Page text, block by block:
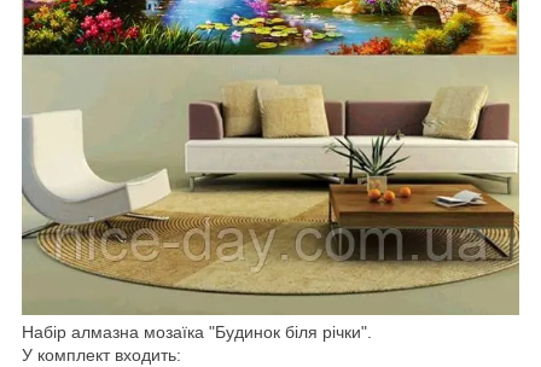
Набір алмазна мозаїка "Будинок біля річки".
У комплект входить: